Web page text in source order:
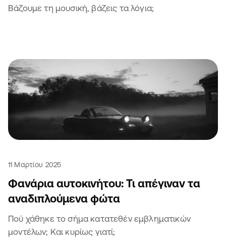
Βάζουμε τη μουσική, βάζεις τα λόγια;
11 Μαρτίου 2025
Φανάρια αυτοκινήτου: Τι απέγιναν τα
αναδιπλούμενα φώτα
Πού χάθηκε το σήμα κατατεθέν εμβληματικών
μοντέλων; Και κυρίως γιατί;